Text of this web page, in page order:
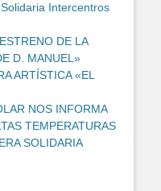
Intercentros
DE LA
D. MANUEL»
ARTÍSTICA «EL
NOS INFORMA
TEMPERATURAS
SOLIDARIA